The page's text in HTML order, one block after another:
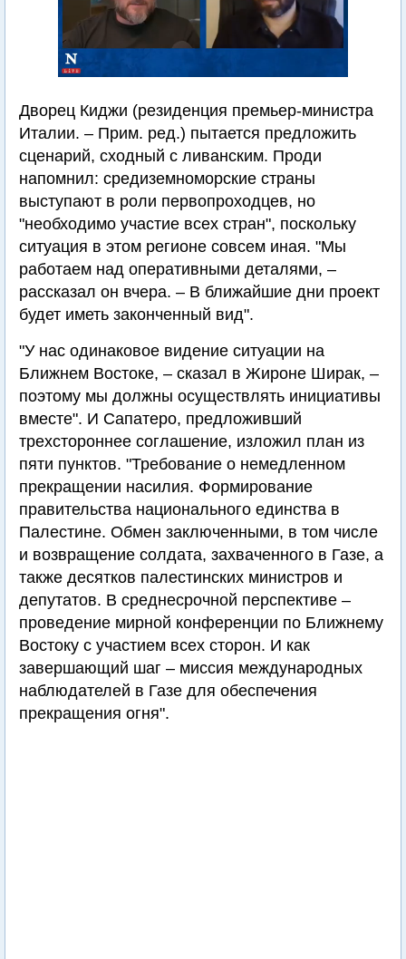
Дворец Киджи (резиденция премьер-министра
Италии. – Прим. ред.) пытается предложить
сценарий, сходный с ливанским. Проди
напомнил: средиземноморские страны
выступают в роли первопроходцев, но
"необходимо участие всех стран", поскольку
ситуация в этом регионе совсем иная. "Мы
работаем над оперативными деталями, –
рассказал он вчера. – В ближайшие дни проект
будет иметь законченный вид".
"У нас одинаковое видение ситуации на
Ближнем Востоке, – сказал в Жироне Ширак, –
поэтому мы должны осуществлять инициативы
вместе". И Сапатеро, предложивший
трехстороннее соглашение, изложил план из
пяти пунктов. "Требование о немедленном
прекращении насилия. Формирование
правительства национального единства в
Палестине. Обмен заключенными, в том числе
и возвращение солдата, захваченного в Газе, а
также десятков палестинских министров и
депутатов. В среднесрочной перспективе –
проведение мирной конференции по Ближнему
Востоку с участием всех сторон. И как
завершающий шаг – миссия международных
наблюдателей в Газе для обеспечения
прекращения огня".